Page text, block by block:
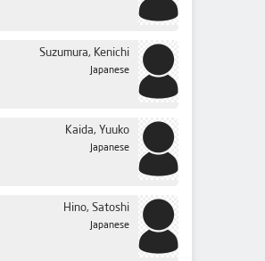
الحلقة 39
الحلقة 40
الحلقة 41
الحلقة 42
الحلقة 43
الحلقة 44
الحلقة 46
الحلقة 47
Suzumura, Kenichi
Japanese
Kaida, Yuuko
Japanese
Hino, Satoshi
Japanese